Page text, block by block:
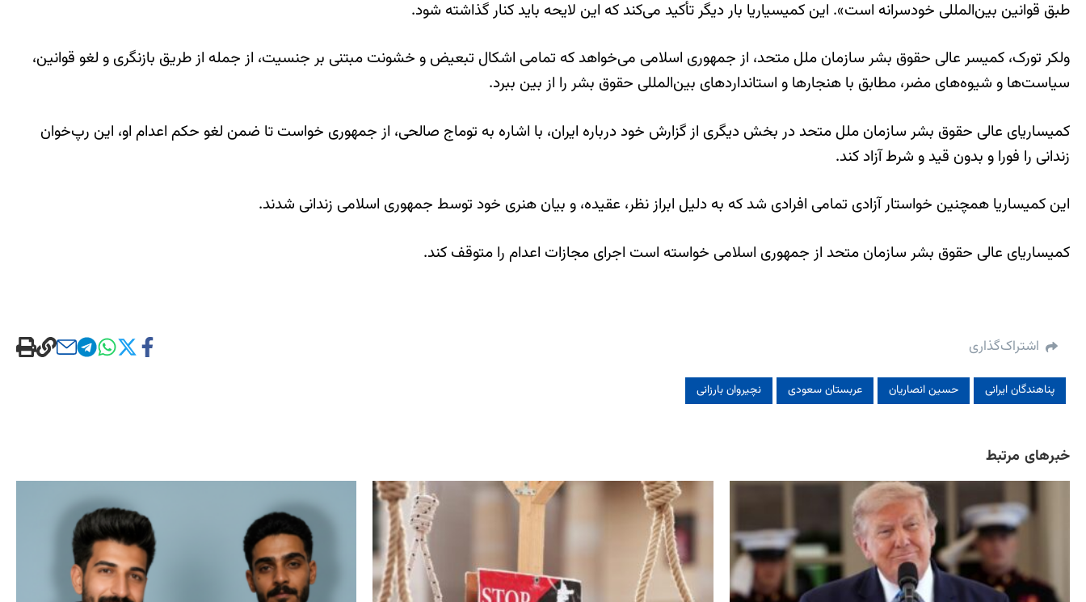
طبق قوانین بین‌المللی خودسرانه است». این کمیسیاریا بار دیگر تأکید می‌کند که این لایحه باید کنار گذاشته شود.
ولکر تورک، کمیسر عالی حقوق بشر سازمان ملل متحد، از جمهوری اسلامی می‌خواهد که تمامی اشکال تبعیض و خشونت مبتنی بر جنسیت، از جمله از طریق بازنگری و لغو قوانین،
سیاست‌ها و شیوه‌های مضر، مطابق با هنجارها و استانداردهای بین‌المللی حقوق بشر را از بین ببرد.
کمیساریای عالی حقوق بشر سازمان ملل متحد در بخش دیگری از گزارش خود درباره ایران، با اشاره به توماج صالحی، از جمهوری خواست تا ضمن لغو حکم اعدام او، این رپ‌خوان
زندانی را فورا و بدون قید و شرط آزاد کند.
این کمیساریا همچنین خواستار آزادی تمامی افرادی شد که به دلیل ابراز نظر، عقیده، و بیان هنری خود توسط جمهوری اسلامی زندانی شدند.
کمیساریای عالی حقوق بشر سازمان متحد از جمهوری اسلامی خواسته است اجرای مجازات اعدام را متوقف کند.
اشتراک‌گذاری
پناهندگان ایرانی حسین انصاریان عربستان سعودی نچیروان بارزانی
خبرهای مرتبط